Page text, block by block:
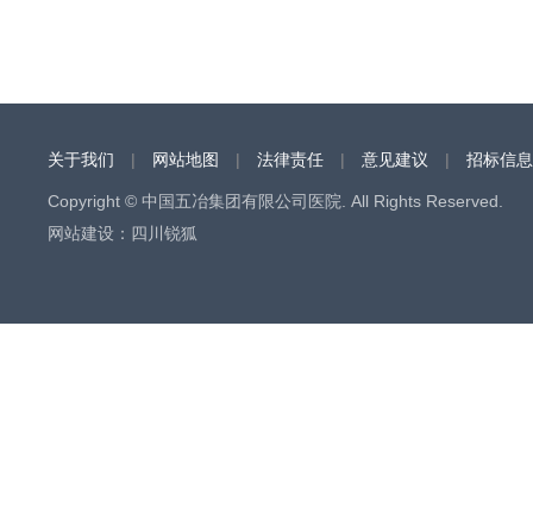
关于我们 | 网站地图 | 法律责任 | 意见建议 | 招标信息
Copyright © 中国五冶集团有限公司医院. All Rights Reserved.
网站建设 ： 四川锐狐